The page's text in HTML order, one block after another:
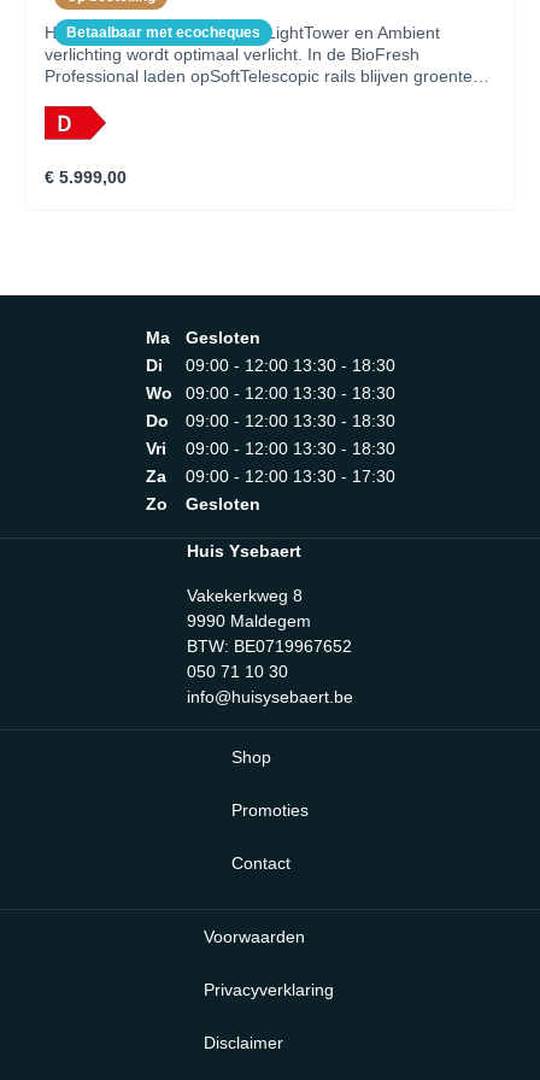
Betaalbaar met ecocheques
Het SmartSteel interieur met LightTower en Ambient
verlichting wordt optimaal verlicht. In de BioFresh
Professional laden opSoftTelescopic rails blijven groenten
wordt regelmatig een frisse nevelover groente en fruit
verspreid. Vis en zeevruchten blijven in de Fish & Seafood-
verlichting hoeft u nooit te ontdooien. De IceTower op
€ 5.999,00
Ma
Gesloten
Di
09:00 - 12:00 13:30 - 18:30
Wo
09:00 - 12:00 13:30 - 18:30
Do
09:00 - 12:00 13:30 - 18:30
Vri
09:00 - 12:00 13:30 - 18:30
Za
09:00 - 12:00 13:30 - 17:30
Zo
Gesloten
Huis Ysebaert
Vakekerkweg 8
9990 Maldegem
BTW: BE0719967652
050 71 10 30
info@huisysebaert.be
Shop
Promoties
Contact
Voorwaarden
Privacyverklaring
Disclaimer